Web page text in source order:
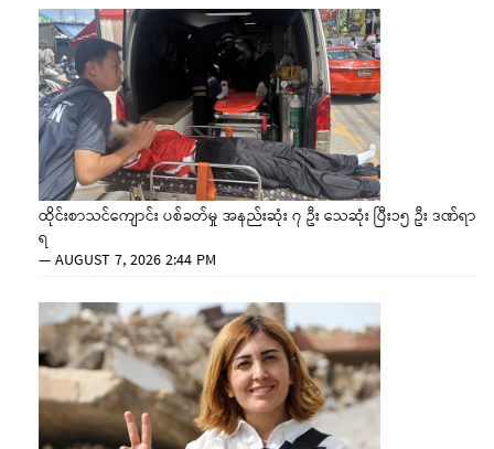
ထိုင်းစာသင်ကျောင်း ပစ်ခတ်မှု အနည်းဆုံး ၇ ဦး သေဆုံး ပြီး၁၅ ဦး ဒဏ်ရာ
ရ
—AUGUST 7, 2026 2:44 PM